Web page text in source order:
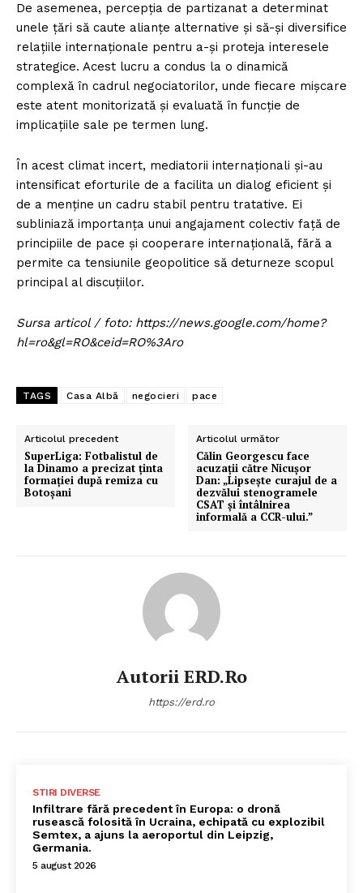
De asemenea, percepția de partizanat a determinat
unele țări să caute alianțe alternative și să-și diversifice
relațiile internaționale pentru a-și proteja interesele
strategice. Acest lucru a condus la o dinamică
complexă în cadrul negociatorilor, unde fiecare mișcare
este atent monitorizată și evaluată în funcție de
implicațiile sale pe termen lung.
În acest climat incert, mediatorii internaționali și-au
intensificat eforturile de a facilita un dialog eficient și
de a menține un cadru stabil pentru tratative. Ei
subliniază importanța unui angajament colectiv față de
principiile de pace și cooperare internațională, fără a
permite ca tensiunile geopolitice să deturneze scopul
principal al discuțiilor.
Sursa articol / foto: https://news.google.com/home?
hl=ro&gl=RO&ceid=RO%3Aro
TAGS Casa Albă negocieri pace
Articolul precedent
SuperLiga: Fotbalistul de
la Dinamo a precizat ținta
formației după remiza cu
Botoșani
Articolul următor
Călin Georgescu face
acuzații către Nicușor
Dan: „Lipsește curajul de a
dezvălui stenogramele
CSAT și întâlnirea
informală a CCR-ului.”
Autorii ERD.ro
https://erd.ro
STIRI DIVERSE
Infiltrare fără precedent în Europa: o dronă
rusească folosită în Ucraina, echipată cu explozibil
Semtex, a ajuns la aeroportul din Leipzig,
Germania.
5 august 2026